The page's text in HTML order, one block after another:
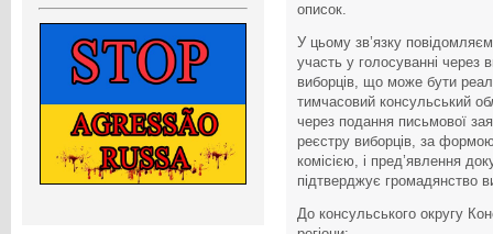
описок.
У цьому зв’язку
участь у голосуванні
виборців, що може бути
тимчасовий консульський
через подання письмової
реєстру виборців, за
комісією, і пред’явлення
підтверджує громадянство
До консульського округу